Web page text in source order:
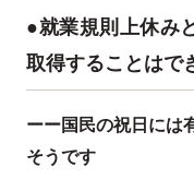
●就業規則上休み
取得することはで
ーー国民の祝日には
そうです